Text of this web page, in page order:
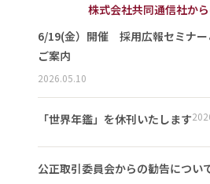
株式会社共同通信社か
6/19(金）開催 採用広報セミナー
ご案内
2026.05.10
「世界年鑑」を休刊いたします
公正取引委員会からの勧告につい